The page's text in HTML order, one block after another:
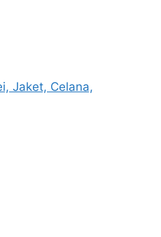
Jaket, Celana,